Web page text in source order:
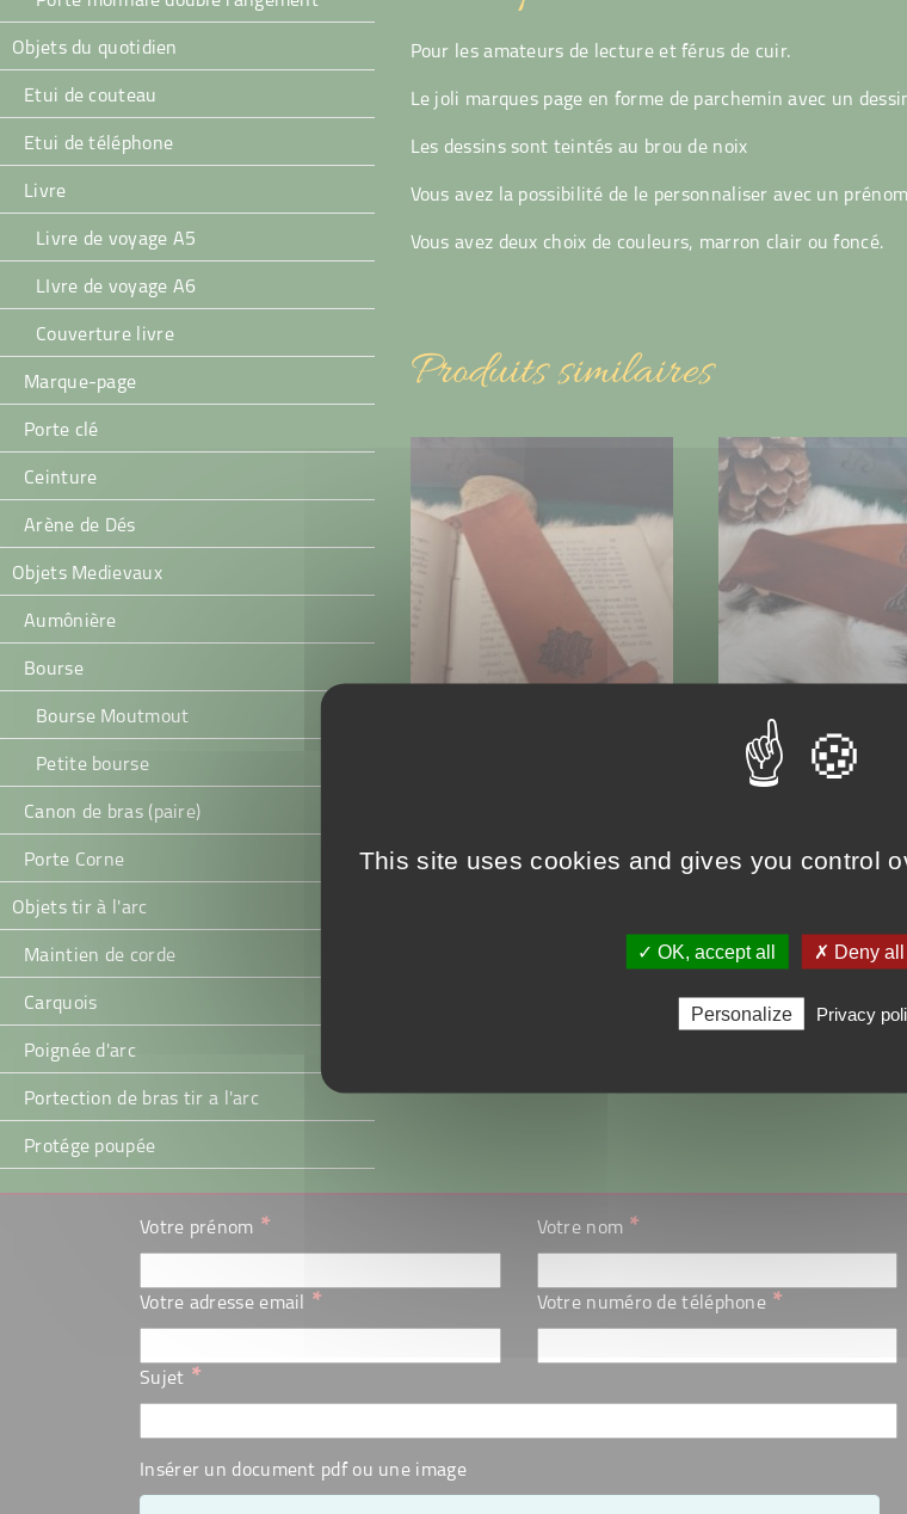
Objets du quotidien
Etui de couteau
Etui de téléphone
Livre
Livre de voyage A5
LIvre de voyage A6
Couverture livre
Marque-page
Porte clé
Ceinture
Arène de Dés
Objets Medievaux
Aumônière
Bourse
Bourse Moutmout
Petite bourse
Canon de bras (paire)
Porte Corne
Objets tir à l'arc
Maintien de corde
Carquois
Poignée d'arc
Portection de bras tir a l'arc
Protége poupée
Pour les amateurs de lecture et férus de cuir.
Le joli marques page en forme de parchemin avec un
Les dessins sont teintés au brou de noix
Vous avez la possibilité de le personnaliser avec un
Vous avez deux choix de couleurs, marron clair ou foncé.
Produits similaires
Marque page
Select options
Votre prénom * Votre nom *
Votre adresse email * Votre numéro de téléphone *
Sujet *
Insérer un document pdf ou une image
This site uses cookies and gives you control
✓ OK, accept all ✗ Deny
Personalize Privacy